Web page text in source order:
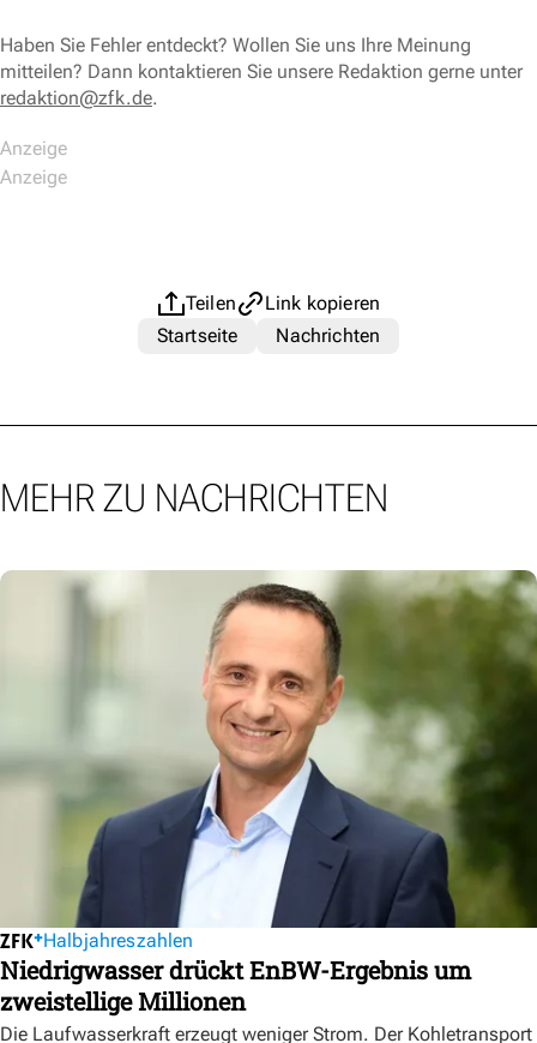
Haben Sie Fehler entdeckt? Wollen Sie uns Ihre Meinung
mitteilen? Dann kontaktieren Sie unsere Redaktion gerne unter
redaktion@zfk.de.
Teilen
Link kopieren
Startseite
Nachrichten
MEHR ZU NACHRICHTEN
Halbjahreszahlen
Niedrigwasser drückt EnBW-Ergebnis um
zweistellige Millionen
Die Laufwasserkraft erzeugt weniger Strom. Der Kohletransport